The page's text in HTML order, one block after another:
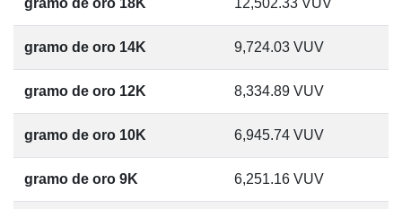
gramo de oro 18K 12,502.33 VUV
gramo de oro 14K 9,724.03 VUV
gramo de oro 12K 8,334.89 VUV
gramo de oro 10K 6,945.74 VUV
gramo de oro 9K 6,251.16 VUV